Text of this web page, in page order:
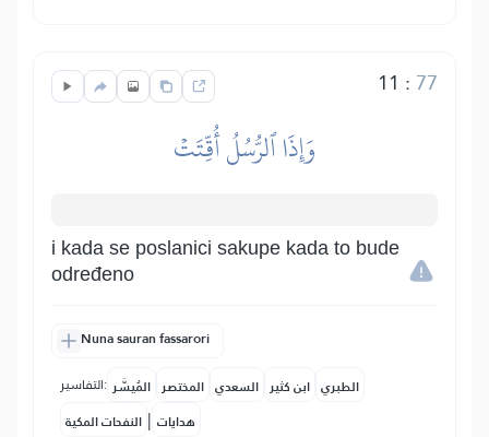
11 : 77
وَإِذَا ٱلرُّسُلُ أُقِّتَتۡ
i kada se poslanici sakupe kada to bude
određeno
Nuna sauran fassarori
التفاسير: المُيسَّر المختصر السعدي ابن كثير الطبري
النفحات المكية | هدايات